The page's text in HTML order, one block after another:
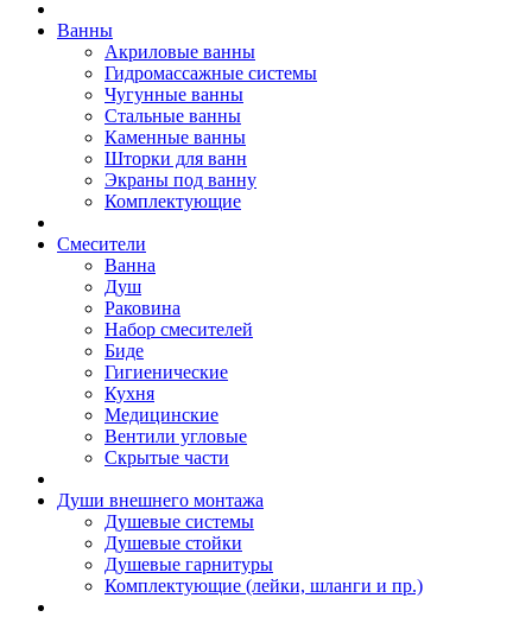
Ванны
Акриловые ванны
Гидромассажные системы
Чугунные ванны
Стальные ванны
Каменные ванны
Шторки для ванн
Экраны под ванну
Комплектующие
Смесители
Ванна
Душ
Раковина
Набор смесителей
Биде
Гигиенические
Кухня
Медицинские
Вентили угловые
Скрытые части
Души внешнего монтажа
Душевые системы
Душевые стойки
Душевые гарнитуры
Комплектующие (лейки, шланги и пр.)